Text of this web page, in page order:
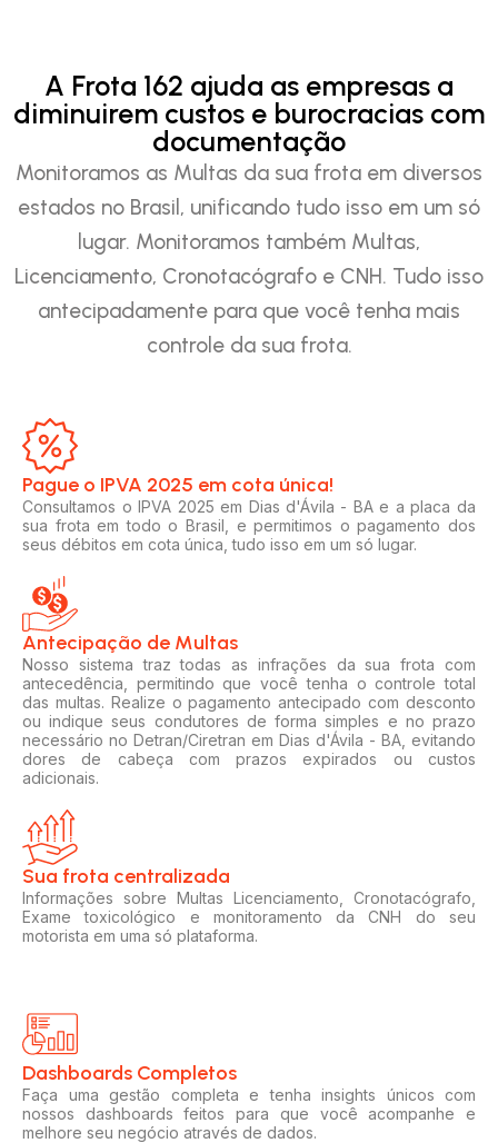
A Frota 162 ajuda as empresas a
diminuirem custos e burocracias com
documentação
Monitoramos as Multas da sua frota em diversos
estados no Brasil, unificando tudo isso em um só
lugar. Monitoramos também Multas,
Licenciamento, Cronotacógrafo e CNH. Tudo isso
antecipadamente para que você tenha mais
controle da sua frota.
Pague o IPVA 2025 em cota única!​
Consultamos o IPVA 2025 em Dias d'Ávila - BA e a placa da
sua frota em todo o Brasil, e permitimos o pagamento dos
seus débitos em cota única, tudo isso em um só lugar.
Antecipação de Multas
Nosso sistema traz todas as infrações da sua frota com
antecedência, permitindo que você tenha o controle total
das multas. Realize o pagamento antecipado com desconto
ou indique seus condutores de forma simples e no prazo
necessário no Detran/Ciretran em Dias d'Ávila - BA, evitando
dores de cabeça com prazos expirados ou custos
adicionais.
Sua frota centralizada​
Informações sobre Multas Licenciamento, Cronotacógrafo,
Exame toxicológico e monitoramento da CNH do seu
motorista em uma só plataforma.
Dashboards Completos​​
Faça uma gestão completa e tenha insights únicos com
nossos dashboards feitos para que você acompanhe e
melhore seu negócio através de dados.